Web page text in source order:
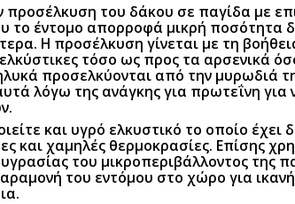
του δάκου σε παγίδα με
το έντομο απορροφά μικρή ποσότητα
Η προσέλκυση γίνεται με τη
τόσο ως προς τα αρσενικά
προσελκύονται από την μυρωδιά
λόγω της ανάγκης για πρωτεΐνη
και υγρό ελκυστικό το οποίο
και χαμηλές θερμοκρασίες. Επίσης
του μικροπεριβάλλοντος της
του εντόμου στο χώρο για